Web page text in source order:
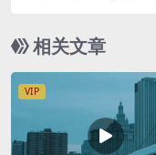
相关文章
VIP